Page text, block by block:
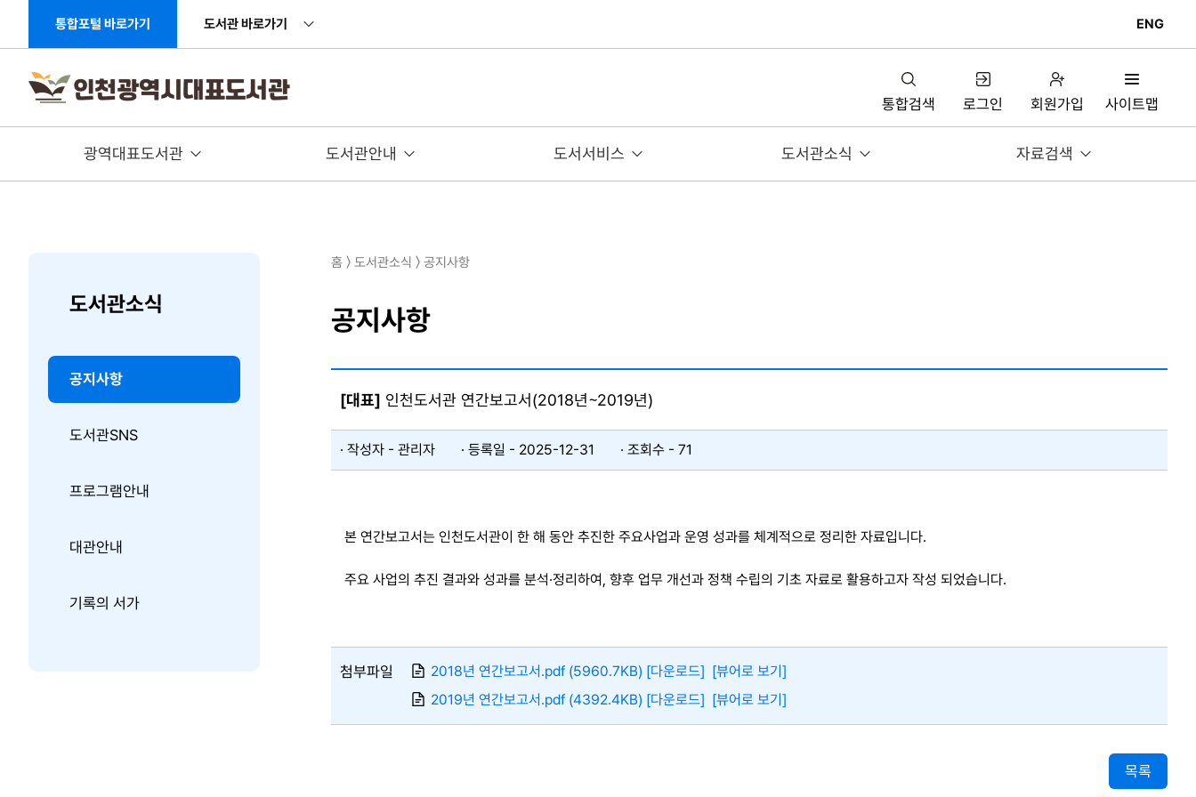
통합포털 바로가기 도서관 바로가기 ENG
통합검색 로그인 회원가입 사이트맵
광역대표도서관 도서관안내 도서서비스 도서관소식 자료검색
도서관소식
공지사항
도서관SNS
프로그램안내
대관안내
기록의 서가
홈 〉 도서관소식 〉 공지사항
공지사항
[대표] 인천도서관 연간보고서(2018년~2019년)
작성자 - 관리자 등록일 - 2025-12-31​ 조회수 - 71
본 연간보고서는 인천도서관이 한 해 동안 추진한 주요사업과 운영 성과를 체계적으로 정리한 자료입니다.
주요 사업의 추진 결과와 성과를 분석·정리하여, 향후 업무 개선과 정책 수립의 기초 자료로 활용하고자 작성 되었습니다.
첨부파일 2018년 연간보고서.pdf (5960.7KB) [다운로드] [뷰어로 보기]
2019년 연간보고서.pdf (4392.4KB) [다운로드] [뷰어로 보기]
목록